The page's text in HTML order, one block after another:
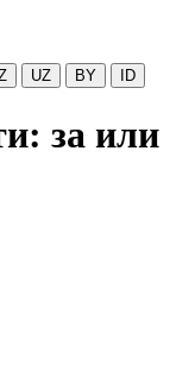
UZ BY ID
за или